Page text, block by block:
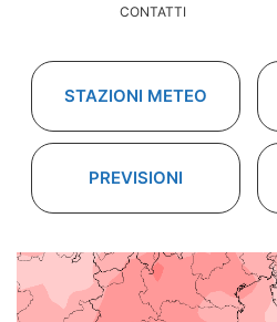
CONTATTI
STAZIONI METEO
PREVISIONI